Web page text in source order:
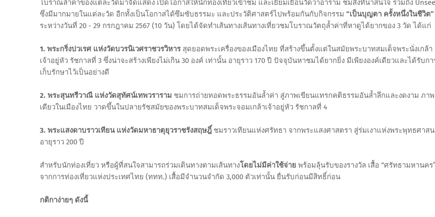
โบราณล้ำค่าของแต่ละวัดมาจัดแสดง เปิดโอกาสให้นักท่องเที่ยวเข้าชม และเยี่ยมเยือนวัดวาอาราม ชมสิ่งที่น่าสนใจ ร่วมถึง
ซึ่งมีมากมายในแต่ละวัด อีกทั้งเป็นโอกาสได้ซึมซับธรรมะ และประวัติศาสตร์ไปพร้อมกันกับกิจกรรม “เป็นบุญตา ครั้งหนึ่งในชีวิต”
ระหว่างวันที่ 20 - 29 กรกฎาคม 2567 (10 วัน) โดยได้จัดทำเส้นทางเส้นทางเที่ยวชมโบราณวัตถุล้ำค่าที่หาดูได้ยากของ 3 วัด ได้แก่
1. พระกริ่งปวเรศ แห่งวัดบวรนิเวศราชวรวิหาร สุดยอดพระเครื่องของเมืองไทย ที่สร้างขึ้นตั้งแต่ในสมัยพระบาทสมเด็จพระนั่งเกล้า
เจ้าอยู่หัว รัชกาลที่ 3 ซึ่งน่าจะสร้างเพียงไม่เกิน 30 องค์ เท่านั้น อายุราว 170 ปี ปัจจุบันหาชมได้ยากยิ่ง มีเพียงองค์เดียวและได้รับกา
เก็บรักษาไว้เป็นอย่างดี
2. พระสุนทรีวาณี แห่งวัดสุทัศน์เทพวราราม ชมการถ่ายทอดพระธรรมอันล้ำค่า สู่ภาพเขียนแทรกคติธรรมอันล้ำลึกและงดงาม ภาพ
เดียวในเมืองไทย วาดขึ้นในปลายรัชสมัยของพระบาทสมเด็จพระจอมเกล้าเจ้าอยู่หัว รัชกาลที่ 4
3. พระแสงดาบราวเทียน แห่งวัดมหาธาตุยุวราชรังสฤษฎิ์ ชมราวเทียนแห่งศรัทธา จากพระแสงศาสตรา สู่ร่มเงาแห่งพระพุทธศาส
อายุราว 200 ปี
สำหรับนักท่องเที่ยว หรือผู้ที่สนใจสามารถร่วมเดินทางตามเส้นทางโดยไม่มีค่าใช้จ่าย พร้อมลุ้นรับของรางวัล เสื้อ “ศรัทธามหานคร
จากการท่องเที่ยวแห่งประเทศไทย (ททท.) เสื้อมีจำนวนจำกัด 3,000 ตัวเท่านั้น ยื่นรับก่อนมีสิทธิ์ก่อน
กติกาง่ายๆ ดังนี้